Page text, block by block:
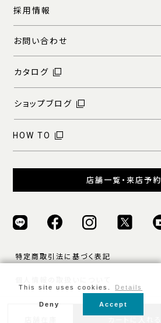
カートに入れ
採用情報
お問い合わせ
カタログ
ショップブログ
HOW TO
店舗一覧・来店予約
特定商取引法に基づく表記
ご利用規約
This site uses cookies. Details
Deny Accept